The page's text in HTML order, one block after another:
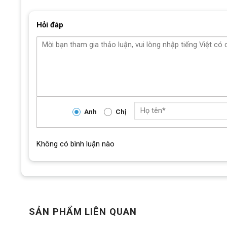
Hỏi đáp
Anh Chị
Không có bình luận nào
SẢN PHẨM LIÊN QUAN